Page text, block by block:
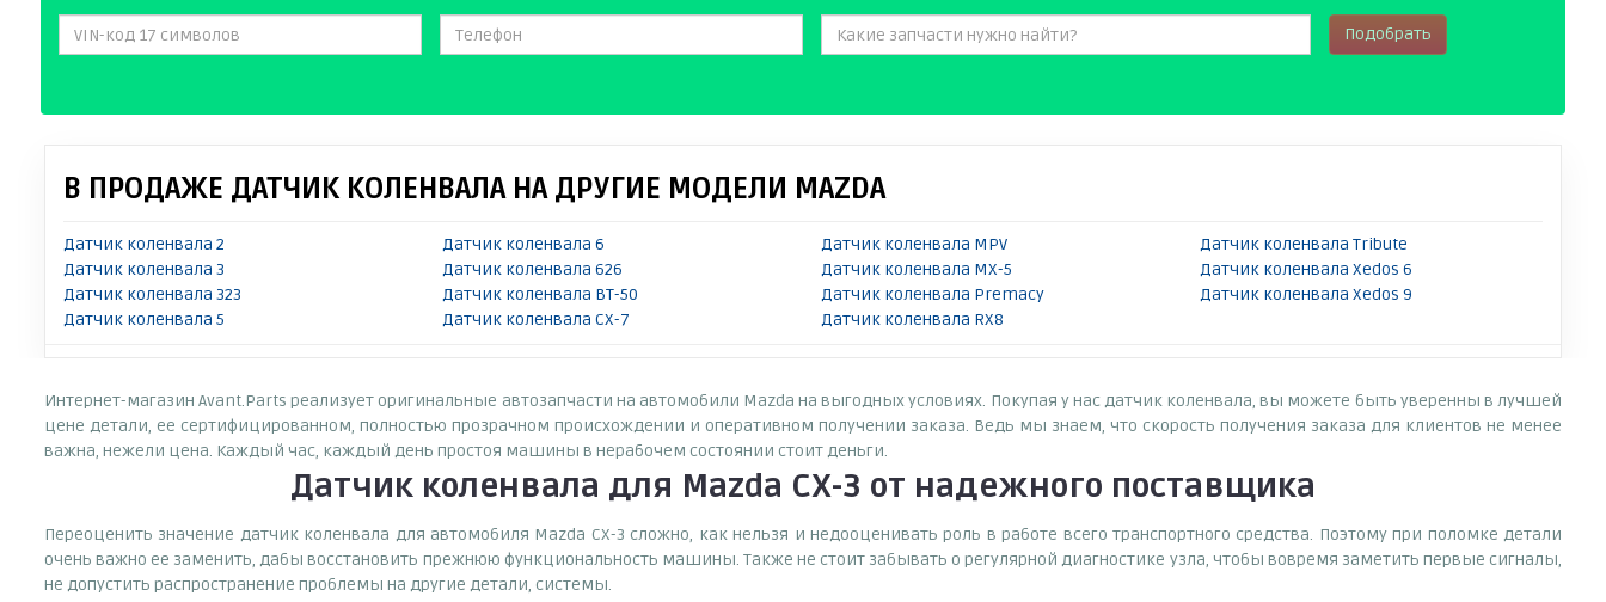
Подобрать
В ПРОДАЖЕ ДАТЧИК КОЛЕНВАЛА НА ДРУГИЕ МОДЕЛИ MAZDA
Датчик коленвала 2
Датчик коленвала 3
Датчик коленвала 323
Датчик коленвала 5
Датчик коленвала 6
Датчик коленвала 626
Датчик коленвала BT-50
Датчик коленвала CX-7
Датчик коленвала MPV
Датчик коленвала MX-5
Датчик коленвала Premacy
Датчик коленвала RX8
Датчик коленвала Tribute
Датчик коленвала Xedos 6
Датчик коленвала Xedos 9
Интернет-магазин Avant.Parts реализует оригинальные автозапчасти на автомобили Mazda на выгодных условиях. Покупая у нас датчик коленвала, вы можете быть уверенны в лучшей
цене детали, ее сертифицированном, полностью прозрачном происхождении и оперативном получении заказа. Ведь мы знаем, что скорость получения заказа для клиентов не менее
важна, нежели цена. Каждый час, каждый день простоя машины в нерабочем состоянии стоит деньги.
Датчик коленвала для Mazda CX-3 от надежного поставщика
Переоценить значение датчик коленвала для автомобиля Mazda CX-3 сложно, как нельзя и недооценивать роль в работе всего транспортного средства. Поэтому при поломке детали
очень важно ее заменить, дабы восстановить прежнюю функциональность машины. Также не стоит забывать о регулярной диагностике узла, чтобы вовремя заметить первые сигналы,
не допустить распространение проблемы на другие детали, системы.